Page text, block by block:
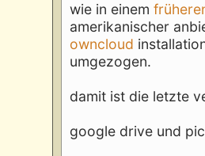
wie in einem
amerikanischer
owncloud
umgezogen.
damit ist die letzte
google drive und